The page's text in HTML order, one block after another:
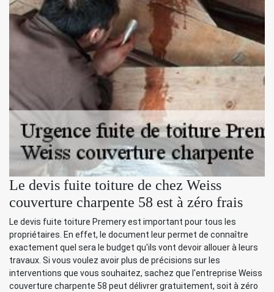
Le devis fuite toiture de chez Weiss
couverture charpente 58 est à zéro frais
Le devis fuite toiture Premery est important pour tous les
propriétaires. En effet, le document leur permet de connaître
exactement quel sera le budget qu'ils vont devoir allouer à leurs
travaux. Si vous voulez avoir plus de précisions sur les
interventions que vous souhaitez, sachez que l'entreprise Weiss
couverture charpente 58 peut délivrer gratuitement, soit à zéro